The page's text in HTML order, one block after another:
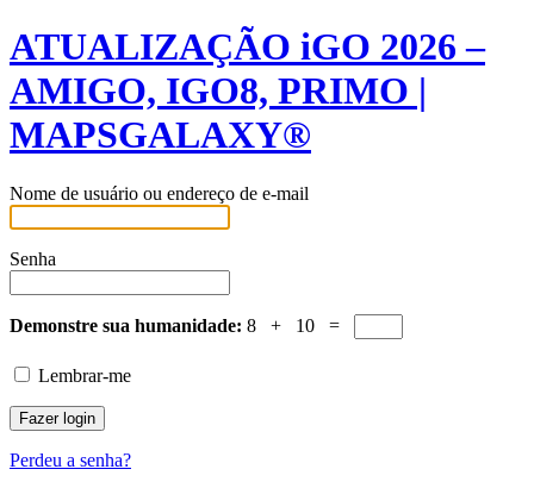
ATUALIZAÇÃO iGO 2026 –
AMIGO, IGO8, PRIMO |
MAPSGALAXY®
Nome de usuário ou endereço de e-mail
Senha
Demonstre sua humanidade: 8 + 10 =
Lembrar-me
Perdeu a senha?